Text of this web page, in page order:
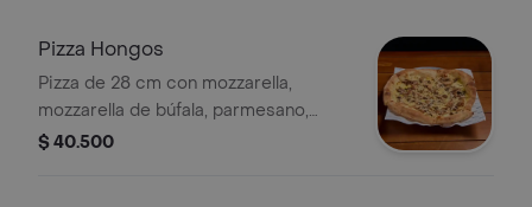
Pizza Hongos
Pizza de 28 cm con mozzarella,
mozzarella de búfala, parmesano,
orellanas, champiñones, portobello y
$ 40.500